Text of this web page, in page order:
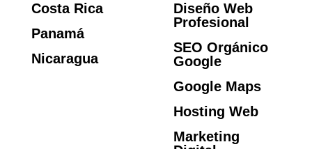
Costa Rica
Panamá
Nicaragua
Diseño Web
Profesional
SEO Orgánico
Google
Google Maps
Hosting Web
Marketing